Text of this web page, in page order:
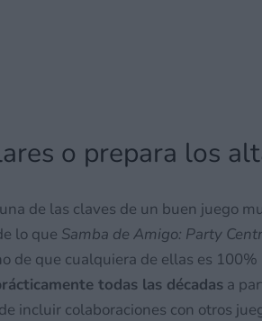
o prepara los
de las claves de un buen juego
lo que Samba de Amigo: Party
de que cualquiera de ellas es
todas las décadas a
incluir colaboraciones con otros